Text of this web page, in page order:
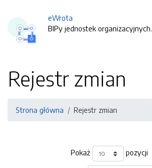
eWrota
BIPy jednostek organizacyjnych.
Rejestr zmian
Strona główna Rejestr zmian
Pokaż pozycji